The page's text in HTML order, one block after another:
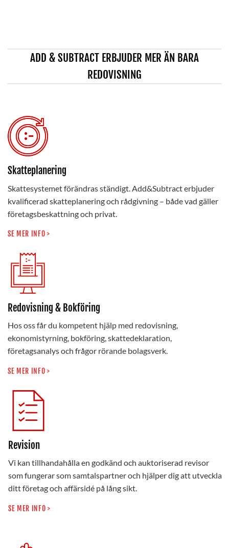
ADD & SUBTRACT ERBJUDER MER ÄN BARA
REDOVISNING
Skatteplanering
Skattesystemet förändras ständigt. Add&Subtract erbjuder
kvalificerad skatteplanering och rådgivning – både vad gäller
företagsbeskattning och privat.
SE MER INFO >
Redovisning & Bokföring
Hos oss får du kompetent hjälp med redovisning,
ekonomistyrning, bokföring, skattedeklaration,
företagsanalys och frågor rörande bolagsverk.
SE MER INFO >
Revision
Vi kan tillhandahålla en godkänd och auktoriserad revisor
som fungerar som samtalspartner och hjälper dig att utveckla
ditt företag och affärsidé på lång sikt.
SE MER INFO >